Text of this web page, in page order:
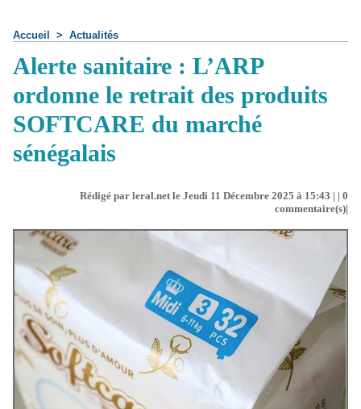
Accueil > Actualités
Alerte sanitaire : L’ARP
ordonne le retrait des produits
SOFTCARE du marché
sénégalais
Rédigé par leral.net le Jeudi 11 Décembre 2025 à 15:43 | | 0
commentaire(s)|